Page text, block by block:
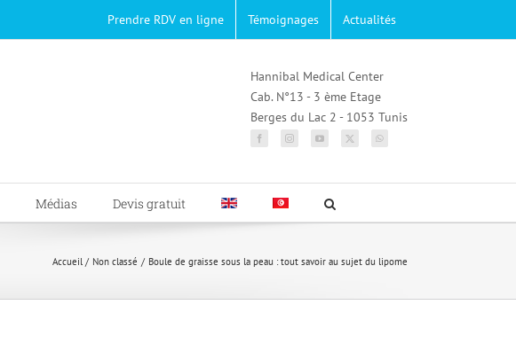
Prendre RDV en ligne Témoignages Actualités
Hannibal Medical Center
Cab. N°13 - 3 ème Etage
Berges du Lac 2 - 1053 Tunis
Médias Devis gratuit
Accueil Non classé Boule de graisse sous la peau : tout savoir au sujet du lipome